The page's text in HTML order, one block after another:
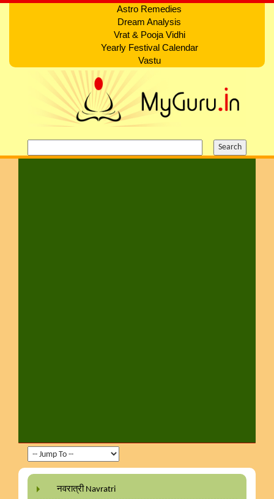
Astro Remedies
Dream Analysis
Vrat & Pooja Vidhi
Yearly Festival Calendar
Vastu
नवरात्री Navratri